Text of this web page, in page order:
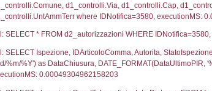
sql: SELECT COUNT(*)
sql: SELECT `userlevelid`,
sql: SELECT COUNT(*)